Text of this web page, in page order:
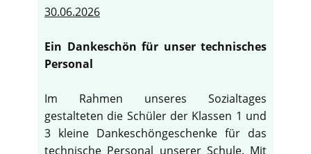
30.06.2026
Ein Dankeschön für unser technisches
Personal
Im Rahmen unseres Sozialtages
gestalteten die Schüler der Klassen 1 und
3 kleine Dankeschöngeschenke für das
technische Personal unserer Schule. Mit